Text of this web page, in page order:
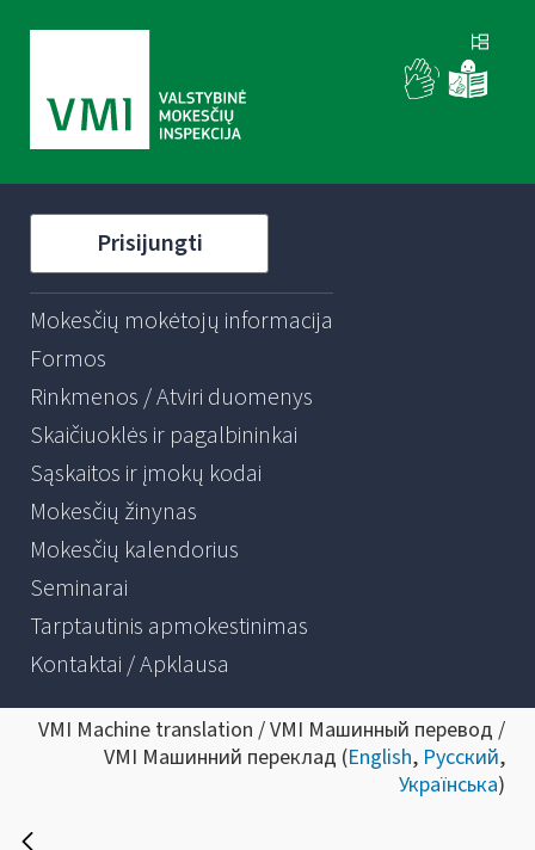
Prisijungti
Mokesčių mokėtojų informacija
Formos
Rinkmenos / Atviri duomenys
Skaičiuoklės ir pagalbininkai
Sąskaitos ir įmokų kodai
Mokesčių žinynas
Mokesčių kalendorius
Seminarai
Tarptautinis apmokestinimas
Kontaktai / Apklausa
VMI Machine translation / VMI Машинный перевод /
VMI Машинний переклад (English, Русский,
Українська)